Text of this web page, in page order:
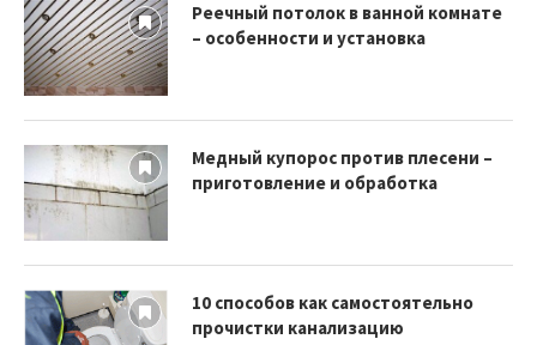
Реечный потолок в ванной комнате
– особенности и установка
Медный купорос против плесени –
приготовление и обработка
10 способов как самостоятельно
прочистки канализацию